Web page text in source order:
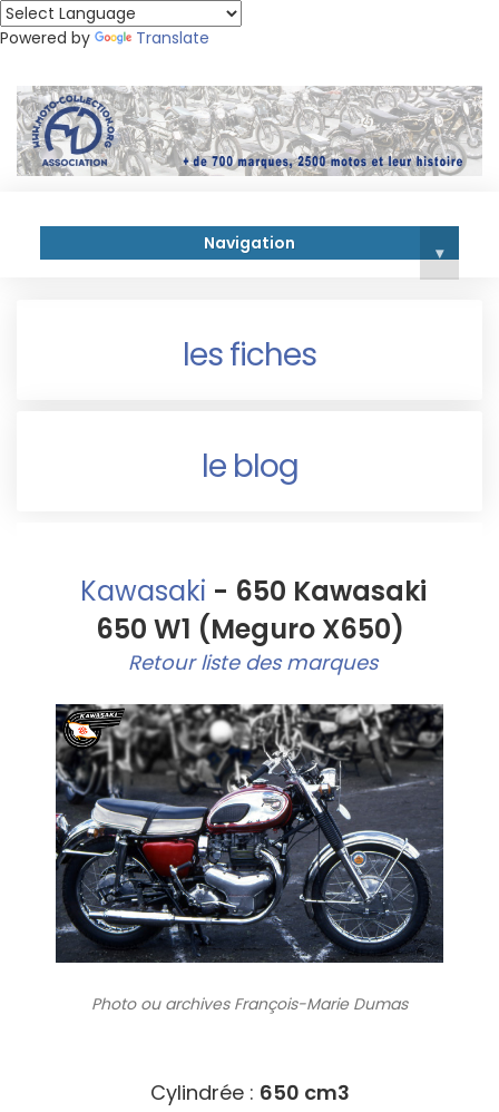
Powered by Translate
Navigation ▾
les fiches
le blog
Kawasaki - 650 Kawasaki
650 W1 (Meguro X650)
Retour liste des marques
Photo ou archivesFrançois-Marie Dumas
Cylindrée : 650 cm3